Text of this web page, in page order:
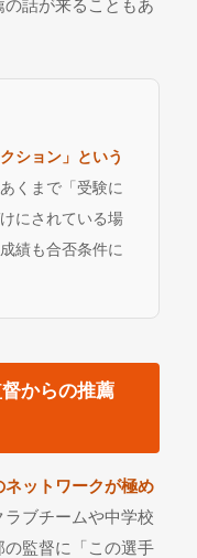
話が来ることもあ
クション」という
くまで「受験に
にされている場
績も合否条件に
からの推薦
ネットワークが極め
ブチームや中学校
監督に「この選手